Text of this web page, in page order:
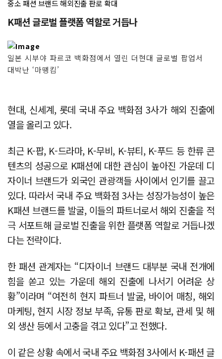
중소 패션 브랜드 해외진출 판로 확대
K패션 글로벌 플랫폼 역할로 거듭나
일본 시부야 파르코 백화점에서 열린 더현대 글로벌 팝업서
대박난 ‘마뗑킴’
현대, 신세계, 롯데 국내 주요 백화점 3사가 해외 진출에
열을 올리고 있다.
최근 K-팝, K-드라마, K-무비, K-뷰티, K-푸드 등 한류 콘
텐츠의 성공으로 K패션에 대한 관심이 높아진 가운데 디
자이너 브랜드가 외국인 관광객들 사이에서 인기를 끌고
있다. 따라서 국내 주요 백화점 3사는 성장가능성이 높은
K패션 브랜드를 발굴, 이들의 파트너로서 해외 진출을 적
극 서포트해 글로벌 진출을 위한 플랫폼 역할로 거듭나겠
다는 전략이다.
한 패션 관계자는 “디자이너 브랜드 대부분 국내 전개에
힘을 쏟고 있는 가운데 해외 진출에 나서기 어려운 상
황”이라며 “여전히 현지 파트너 발굴, 바이어 매칭, 해외
마케팅, 현지 시장 정보 부족, 유통 판로 확보, 관세 및 해
외 생산 등에서 고충을 겪고 있다”고 전했다.
이 같은 상황 속에서 국내 주요 백화점 3사에서 K-패션 글